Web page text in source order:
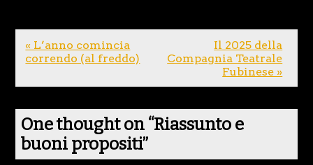
« L’anno comincia
correndo (al freddo)
Il 2025 della
Compagnia Teatrale
Fubinese »
One thought on “Riassunto e
buoni propositi”